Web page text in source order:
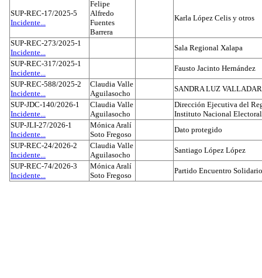
SUP-REC-17/2025-5
Incidente...
Felipe
Alfredo
Fuentes
Barrera
Karla López Celis y otros
SUP-REC-273/2025-1
Incidente...
Sala Regional Xalapa
SUP-REC-317/2025-1
Incidente...
Fausto Jacinto Hernández
SUP-REC-588/2025-2
Incidente...
Claudia Valle
Aguilasocho
SANDRA LUZ
SUP-JDC-140/2026-1
Incidente...
Claudia Valle
Aguilasocho
Dirección Ejecutiva del
Instituto Nacional Electoral
SUP-JLI-27/2026-1
Incidente...
Mónica Aralí
Soto Fregoso
Dato protegido
SUP-REC-24/2026-2
Incidente...
Claudia Valle
Aguilasocho
Santiago López López
SUP-REC-74/2026-3
Incidente...
Mónica Aralí
Soto Fregoso
Partido Encuentro